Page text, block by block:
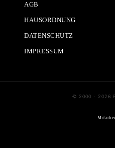
AGB
HAUSORDNUNG
DATENSCHUTZ
IMPRESSUM
© 2000 - 2026